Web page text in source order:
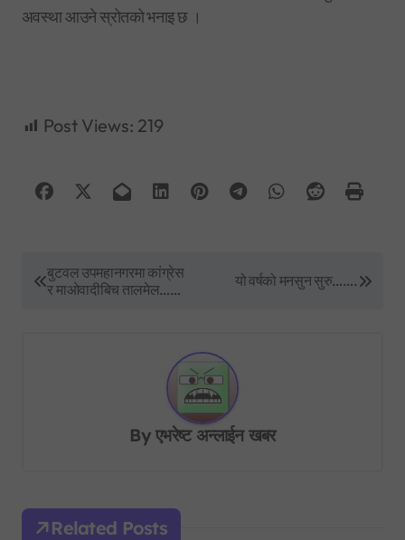
अवस्था आउने स्रोतको भनाइ छ ।
Post Views: 219
g
बुटवल उपमहानगरमा कांग्रेस
र माओवादीबिच तालमेल……
यो वर्षको मनसुन सुरु…….
Byएभरेष्ट अन्लाईन खबर
Related Posts